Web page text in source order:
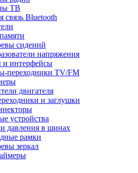
ТВ
связь Bluetooth
сидений
напряжения
и интерфейсы
переходники TV/FM
двигателя
и заглушки
устройства
давления в шинах
рамки
зеркал